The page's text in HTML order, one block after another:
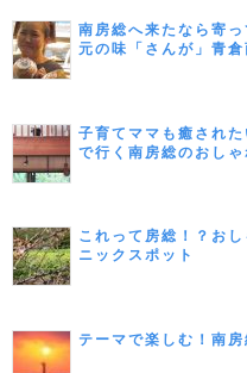
南房総へ来たなら寄
元の味「さんが」青倉
子育てママも癒され
で行く南房総のおしゃ
これって房総！？お
ニックスポット
テーマで楽しむ！南房